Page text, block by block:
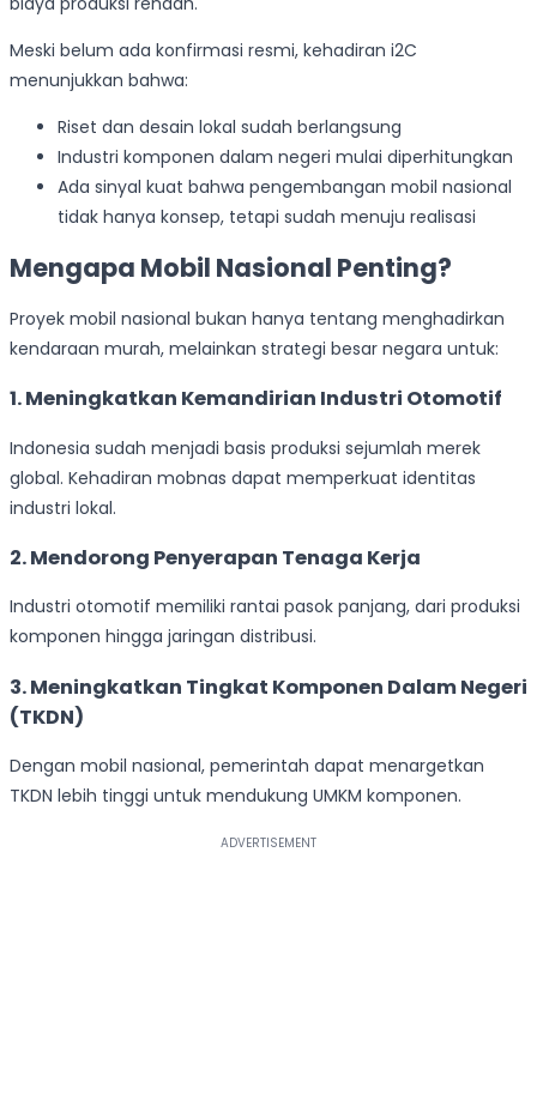
Meski belum ada konfirmasi resmi, kehadiran i2C
menunjukkan bahwa:
Riset dan desain lokal sudah berlangsung
Industri komponen dalam negeri mulai diperhitungkan
Ada sinyal kuat bahwa pengembangan mobil nasional
tidak hanya konsep, tetapi sudah menuju realisasi
Mengapa Mobil Nasional Penting?
Proyek mobil nasional bukan hanya tentang menghadirkan
kendaraan murah, melainkan strategi besar negara untuk:
1. Meningkatkan Kemandirian Industri Otomotif
Indonesia sudah menjadi basis produksi sejumlah merek
global. Kehadiran mobnas dapat memperkuat identitas
industri lokal.
2. Mendorong Penyerapan Tenaga Kerja
Industri otomotif memiliki rantai pasok panjang, dari produksi
komponen hingga jaringan distribusi.
3. Meningkatkan Tingkat Komponen Dalam Negeri
(TKDN)
Dengan mobil nasional, pemerintah dapat menargetkan
TKDN lebih tinggi untuk mendukung UMKM komponen.